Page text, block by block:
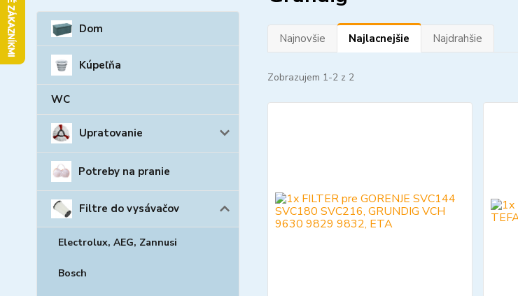
Dom
Kúpeľňa
WC
Upratovanie
Potreby na pranie
Filtre do vysávačov
Electrolux, AEG, Zannusi
Bosch
Najnovšie Najlacnejšie Najdrahšie
Zobrazujem 1-2 z 2